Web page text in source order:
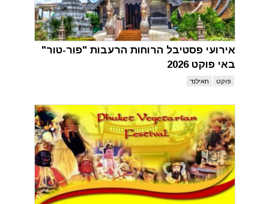
אירועי פסטיבל הרוחות הרעבות "פור-טור"
באי פוקט 2026
פוקט תאילנד